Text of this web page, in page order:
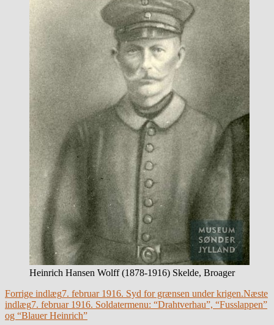
Heinrich Hansen Wolff (1878-1916) Skelde, Broager
Indlægsnavigation
Forrige indlæg7. februar 1916. Syd for grænsen under krigen.Næste
indlæg7. februar 1916. Soldatermenu: “Drahtverhau”, “Fusslappen”
og “Blauer Heinrich”